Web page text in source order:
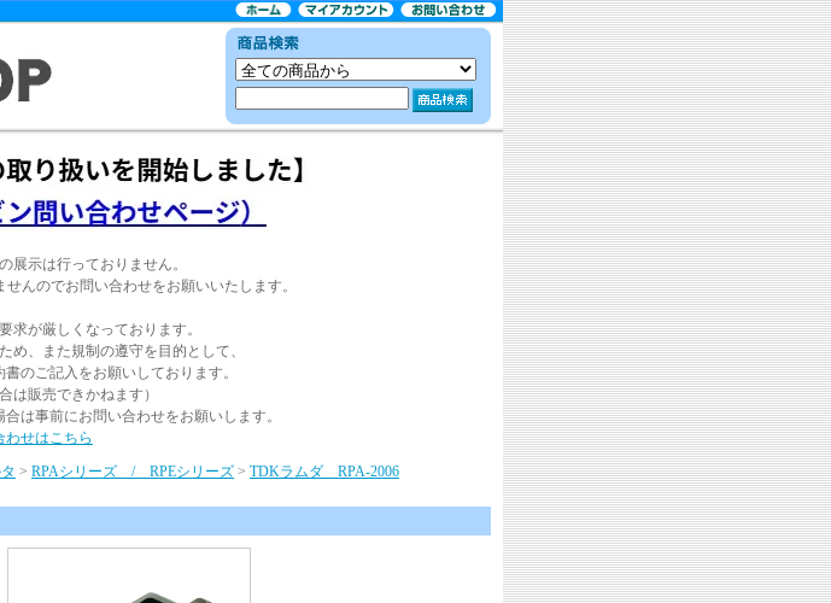
展示は行っておりません。
んのでお問い合わせをお願いいたします。
求が厳しくなっております。
め、また規制の遵守を目的として、
のご記入をお願いしております。
は販売できかねます）
は事前にお問い合わせをお願いします。
わせはこちら
> RPAシリーズ / RPEシリーズ > TDKラムダ RPA-2006